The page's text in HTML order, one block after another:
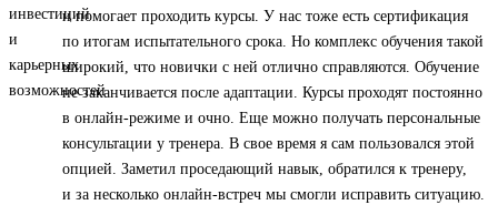
и помогает проходить курсы. У нас тоже есть сертификация
по итогам испытательного срока. Но комплекс обучения такой
широкий, что новички с ней отлично справляются. Обучение
не заканчивается после адаптации. Курсы проходят постоянно
в онлайн-режиме и очно. Еще можно получать персональные
консультации у тренера. В свое время я сам пользовался этой
опцией. Заметил проседающий навык, обратился к тренеру,
и за несколько онлайн-встреч мы смогли исправить ситуацию.